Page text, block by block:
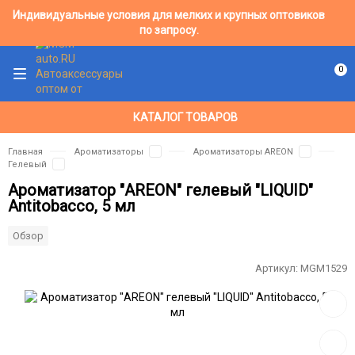
Индивидуальные условия для мелких и крупных оптовиков
по запросу.
КАТАЛОГ ТОВАРОВ
0
Главная Ароматизаторы
Ароматизаторы AREON
Гелевый
Ароматизатор "AREON" гелевый "LIQUID"
Antitobacco, 5 мл
Обзор
Артикул: MGM1529